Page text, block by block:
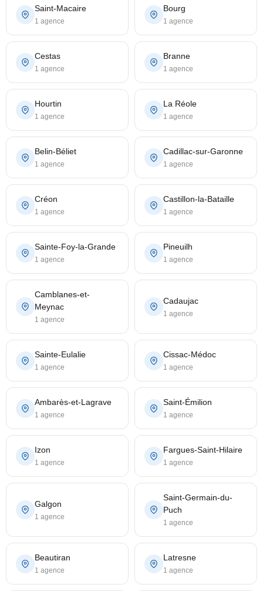
Saint-Macaire
1 agence
Bourg
1 agence
Cestas
1 agence
Branne
1 agence
Hourtin
1 agence
La Réole
1 agence
Belin-Béliet
1 agence
Cadillac-sur-Garonne
1 agence
Créon
1 agence
Castillon-la-Bataille
1 agence
Sainte-Foy-la-Grande
1 agence
Pineuilh
1 agence
Camblanes-et-
Meynac
1 agence
Cadaujac
1 agence
Sainte-Eulalie
1 agence
Cissac-Médoc
1 agence
Ambarès-et-Lagrave
1 agence
Saint-Émilion
1 agence
Izon
1 agence
Fargues-Saint-Hilaire
1 agence
Galgon
1 agence
Saint-Germain-du-
Puch
1 agence
Beautiran
1 agence
Latresne
1 agence